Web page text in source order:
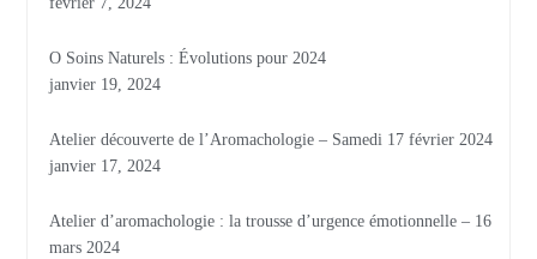
O Soins Naturels : Évolutions pour 2024
janvier 19, 2024
Atelier découverte de l’Aromachologie – Samedi 17 février 2024
janvier 17, 2024
Atelier d’aromachologie : la trousse d’urgence émotionnelle – 16
mars 2024